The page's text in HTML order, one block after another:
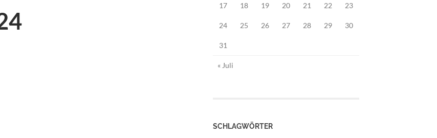
17 18 19 20 21 22 23
24 25 26 27 28 29 30
31
« Juli
SCHLAGWÖRTER